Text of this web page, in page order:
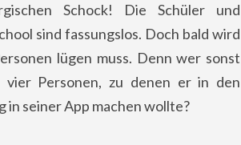
Schock! Die Schüler und
sind fassungslos. Doch bald wird
lügen muss. Denn wer sonst
vier Personen, zu denen er in den
seiner App machen wollte?